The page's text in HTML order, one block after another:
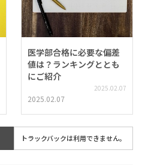
医学部合格に必要な偏差
値は？ランキングととも
にご紹介
2025.02.07
2025.02.07
トラックバックは利用できません。